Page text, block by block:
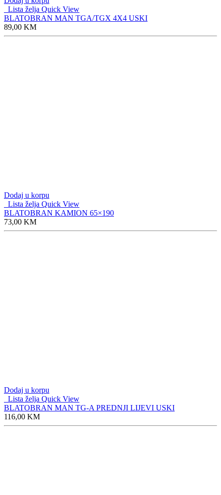
Lista želja Quick View
BLATOBRAN MAN TGA/TGX 4X4 USKI
89,00 KM
Dodaj u korpu
Lista želja Quick View
BLATOBRAN KAMION 65×190
73,00 KM
Dodaj u korpu
Lista želja Quick View
BLATOBRAN MAN TG-A PREDNJI LIJEVI USKI
116,00 KM